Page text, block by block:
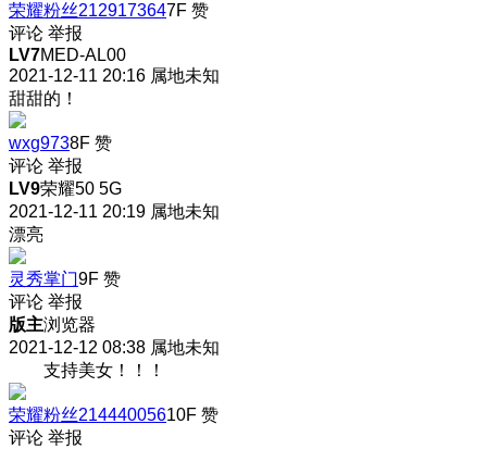
荣耀粉丝2129173647F 赞
评论 举报
LV7MED-AL00
2021-12-11 20:16 属地未知
甜甜的！
wxg9738F 赞
评论 举报
LV9荣耀50 5G
2021-12-11 20:19 属地未知
漂亮
灵秀掌门9F 赞
评论 举报
版主浏览器
2021-12-12 08:38 属地未知
支持美女！！！
荣耀粉丝21444005610F 赞
评论 举报